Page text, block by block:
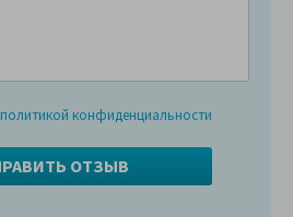
политикой конфиденциальности